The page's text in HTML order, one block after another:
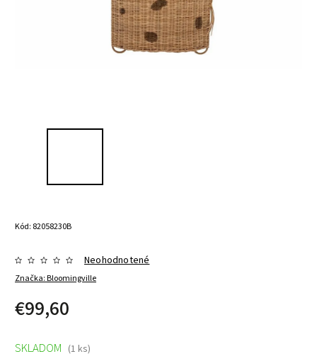
Kód: 82058230B
Značka:Bloomingville
Neohodnotené
€99,60
SKLADOM (1 ks)